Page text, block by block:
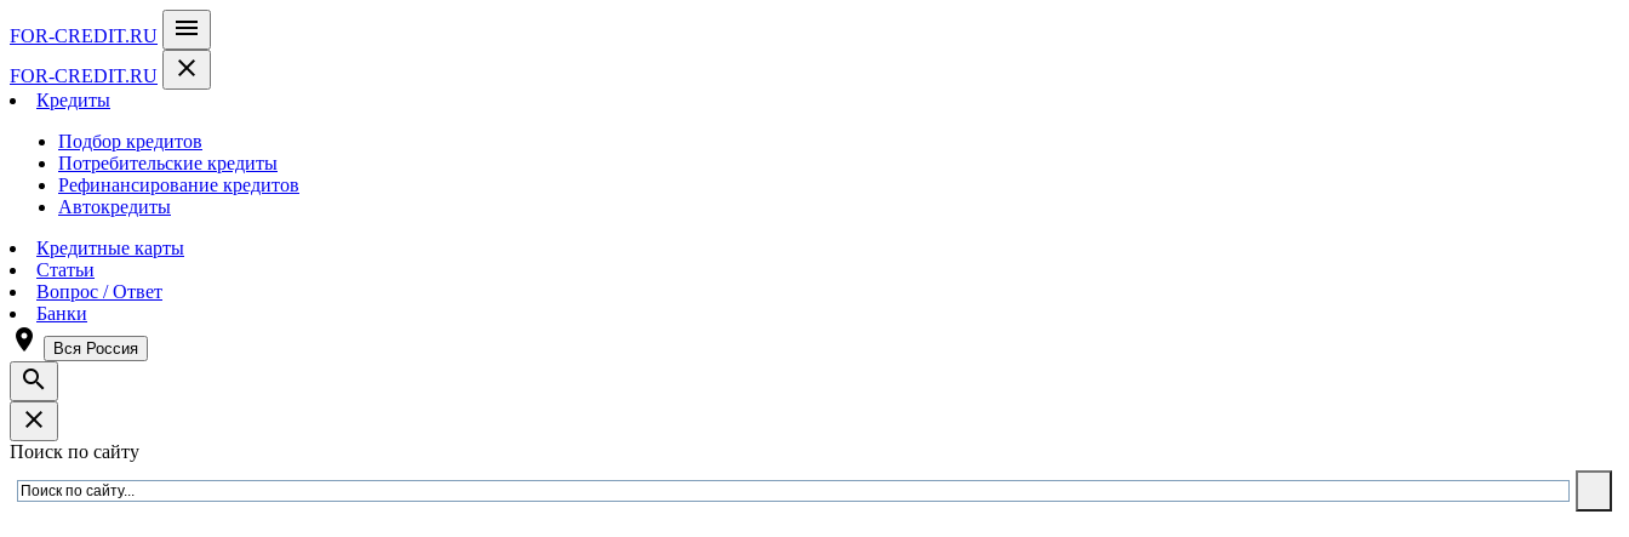
FOR-CREDIT.RU menu
FOR-CREDIT.RU close
Кредиты
Подбор кредитов
Потребительские кредиты
Рефинансирование кредитов
Автокредиты
Кредитные карты
Статьи
Вопрос / Ответ
Банки
room Вся Россия
search
close
Поиск по сайту